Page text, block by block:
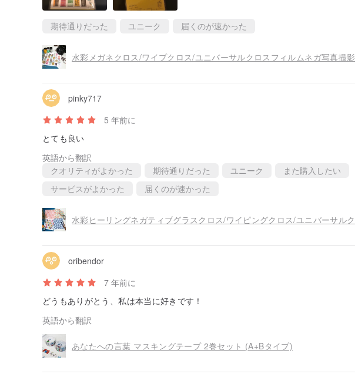
期待通りだった ユニーク 届くのが速かった
水彩メガネクロス/ワイプクロス/ユニバーサルクロスフィルムネガ写真撮影
pinky717
5 年前に
とても良い
英語から翻訳
クオリティがよかった
期待通りだった ユニーク
また購入したい
サービスがよかった
届くのが速かった
oribendor
7 年前に
どうもありがとう、私は本当に好きです！
英語から翻訳
あなたへの言葉 マスキングテープ 2巻セット (A+Bタイプ)